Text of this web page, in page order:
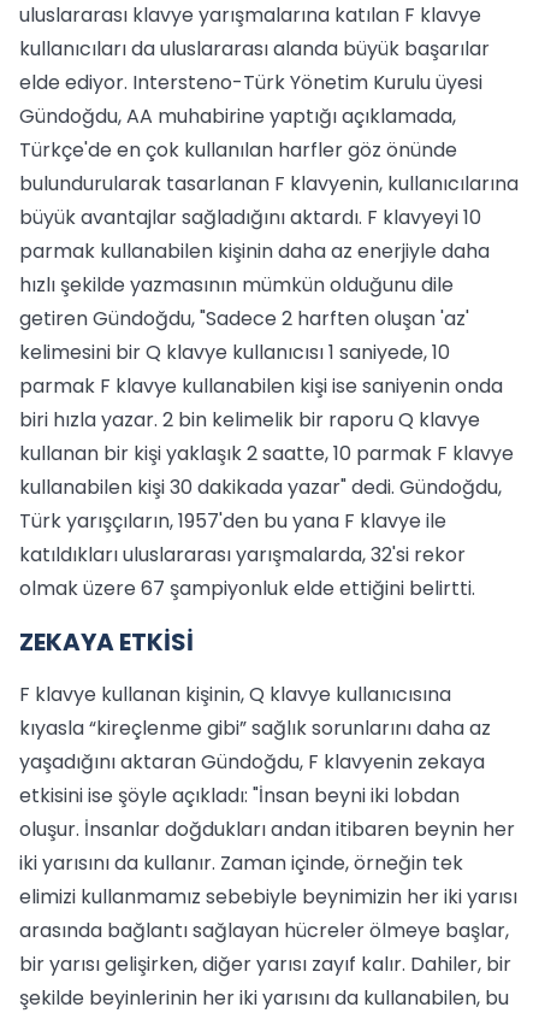
uluslararası klavye yarışmalarına katılan F klavye
kullanıcıları da uluslararası alanda büyük başarılar
elde ediyor. Intersteno-Türk Yönetim Kurulu üyesi
Gündoğdu, AA muhabirine yaptığı açıklamada,
Türkçe'de en çok kullanılan harfler göz önünde
bulundurularak tasarlanan F klavyenin, kullanıcılarına
büyük avantajlar sağladığını aktardı. F klavyeyi 10
parmak kullanabilen kişinin daha az enerjiyle daha
hızlı şekilde yazmasının mümkün olduğunu dile
getiren Gündoğdu, "Sadece 2 harften oluşan 'az'
kelimesini bir Q klavye kullanıcısı 1 saniyede, 10
parmak F klavye kullanabilen kişi ise saniyenin onda
biri hızla yazar. 2 bin kelimelik bir raporu Q klavye
kullanan bir kişi yaklaşık 2 saatte, 10 parmak F klavye
kullanabilen kişi 30 dakikada yazar" dedi. Gündoğdu,
Türk yarışçıların, 1957'den bu yana F klavye ile
katıldıkları uluslararası yarışmalarda, 32'si rekor
olmak üzere 67 şampiyonluk elde ettiğini belirtti.
ZEKAYA ETKİSİ
F klavye kullanan kişinin, Q klavye kullanıcısına
kıyasla “kireçlenme gibi” sağlık sorunlarını daha az
yaşadığını aktaran Gündoğdu, F klavyenin zekaya
etkisini ise şöyle açıkladı: "İnsan beyni iki lobdan
oluşur. İnsanlar doğdukları andan itibaren beynin her
iki yarısını da kullanır. Zaman içinde, örneğin tek
elimizi kullanmamız sebebiyle beynimizin her iki yarısı
arasında bağlantı sağlayan hücreler ölmeye başlar,
bir yarısı gelişirken, diğer yarısı zayıf kalır. Dahiler, bir
şekilde beyinlerinin her iki yarısını da kullanabilen, bu